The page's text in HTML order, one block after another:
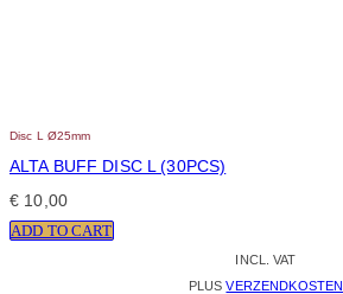
Disc L Ø25mm
ALTA BUFF DISC L (30PCS)
€ 10,00
ADD TO CART
INCL. VAT
PLUSVERZENDKOSTEN